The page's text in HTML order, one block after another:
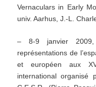
Vernaculars in Early
univ. Aarhus, J.-L.
– 8-9 janvier
représentations de
et européen aux
international organisé